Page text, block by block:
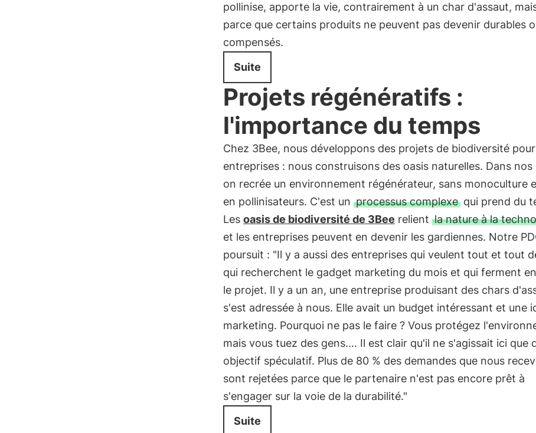
pollinise, apporte la vie, contrairement à un char d'assaut,
parce que certains produits ne peuvent pas devenir durables
compensés.
Suite
Projets régénératifs :
l'importance du temps
Chez 3Bee, nous développons des projets de biodiversité
entreprises : nous construisons des oasis naturelles. Dans nos
on recrée un environnement régénérateur, sans monoculture
en pollinisateurs. C'est un processus complexequi prend du
Les oasis de biodiversité de 3Bee relient la nature à la
et les entreprises peuvent en devenir les gardiennes. Notre
poursuit : "Il y a aussi des entreprises qui veulent tout et tout
qui recherchent le gadget marketing du mois et qui ferment
le projet. Il y a un an, une entreprise produisant des chars
s'est adressée à nous. Elle avait un budget intéressant et une
marketing. Pourquoi ne pas le faire ? Vous protégez
mais vous tuez des gens.... Il est clair qu'il ne s'agissait ici que
objectif spéculatif. Plus de 80 % des demandes que nous
sont rejetées parce que le partenaire n'est pas encore prêt à
s'engager sur la voie de la durabilité."
Suite